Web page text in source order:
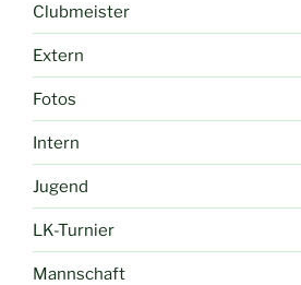
Clubmeister
Extern
Fotos
Intern
Jugend
LK-Turnier
Mannschaft